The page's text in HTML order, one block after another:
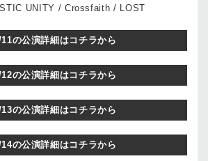
UNITY / Crossfaith / LOST
の公演詳細はコチラから
の公演詳細はコチラから
の公演詳細はコチラから
の公演詳細はコチラから